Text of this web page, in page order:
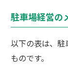
駐車場経営の
以下の表は、
ものです。